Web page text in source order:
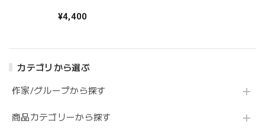
カテゴリから選ぶ
作家/グループから探す
商品カテゴリーから探す
¥4,400